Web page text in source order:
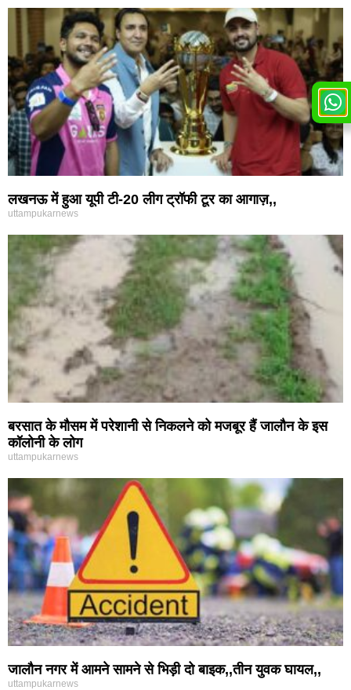
लखनऊ में हुआ यूपी टी-20 लीग ट्रॉफी टूर का आगाज़,,
uttampukarnews
बरसात के मौसम में परेशानी से निकलने को मजबूर हैं जालौन के इस
कॉलोनी के लोग
uttampukarnews
जालौन नगर में आमने सामने से भिड़ी दो बाइक,,तीन युवक घायल,,
uttampukarnews